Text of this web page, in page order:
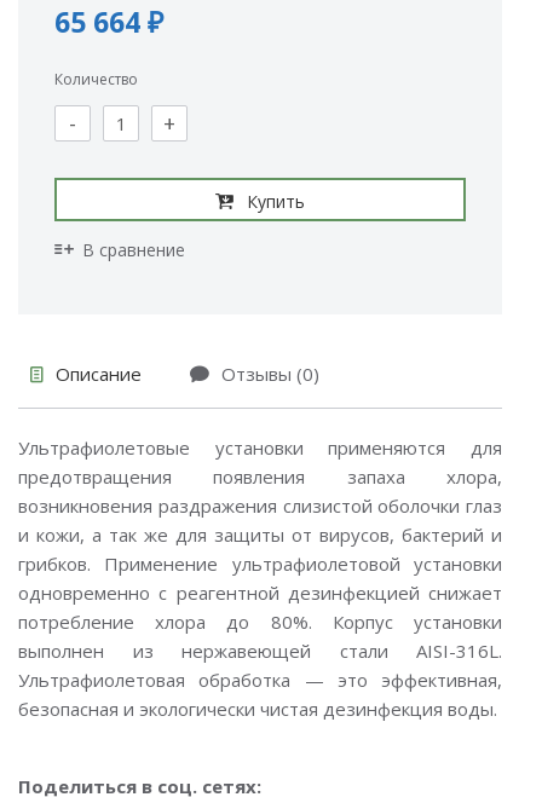
65 664 ₽
Количество
- +
Купить
В сравнение
Описание Отзывы (0)
Ультрафиолетовые установки применяются для
предотвращения появления запаха хлора,
возникновения раздражения слизистой оболочки глаз
и кожи, а так же для защиты от вирусов, бактерий и
грибков. Применение ультрафиолетовой установки
одновременно с реагентной дезинфекцией снижает
потребление хлора до 80%. Корпус установки
выполнен из нержавеющей стали AISI-316L.
Ультрафиолетовая обработка — это эффективная,
безопасная и экологически чистая дезинфекция воды.
Поделиться в соц. сетях: